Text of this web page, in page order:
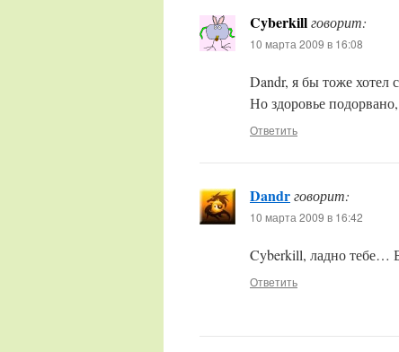
Cyberkillговорит:
10 марта 2009 в 16:08
Dandr, я бы тоже
Но здоровье
Ответить
Dandrговорит:
10 марта 2009 в 16:42
Cyberkill, ладно тебе…
Ответить